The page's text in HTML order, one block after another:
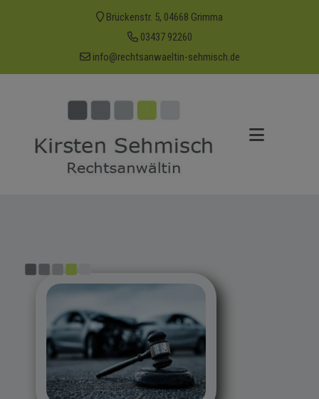
Brückenstr. 5, 04668 Grimma
03437 92260
info@rechtsanwaeltin-sehmisch.de